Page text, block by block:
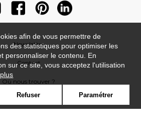
Newsletter
Contact
Où nous trouver ?
afin de vous permettre de
des statistiques pour optimiser les
personnaliser le contenu. En
sur ce site, vous acceptez l'utilisation
Refuser Paramétrer